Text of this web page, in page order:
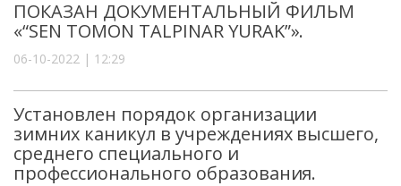
ПОКАЗАН ДОКУМЕНТАЛЬНЫЙ ФИЛЬМ
«“SEN TOMON TALPINAR YURAK”».
06-10-2022 | 12:29
Установлен порядок организации
зимних каникул в учреждениях высшего,
среднего специального и
профессионального образования.